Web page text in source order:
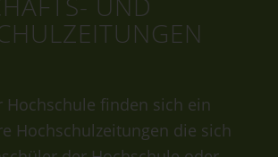
Hochschule finden sich ein
Hochschulzeitungen die sich